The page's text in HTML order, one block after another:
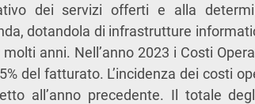
dei servizi offerti e alla
dotandola di infrastrutture
anni. Nell’anno 2023 i Costi
del fatturato. L’incidenza dei costi
all’anno precedente. Il totale